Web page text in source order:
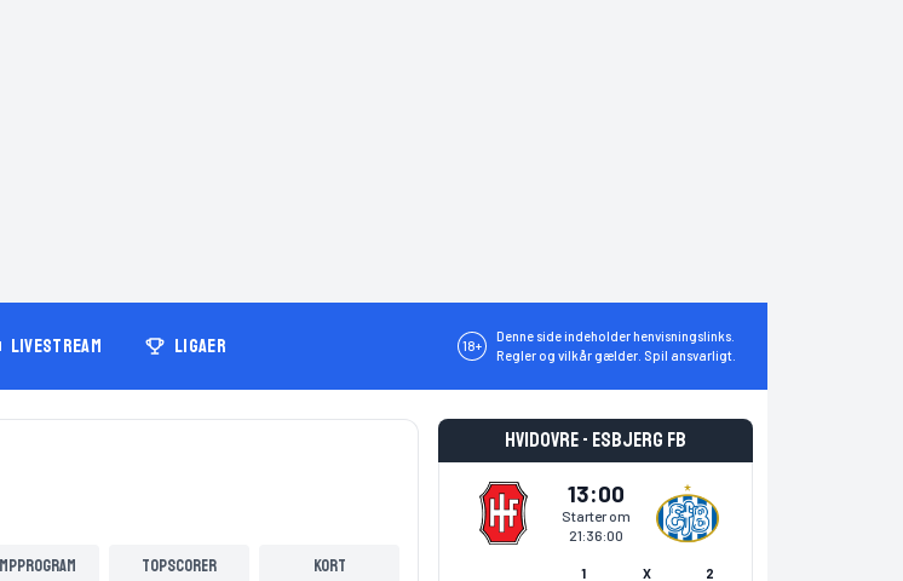
18+
Denne side indeholder henvisningslinks.
Regler og vilkår gælder. Spil ansvarligt.
LIVESTREAM LIGAER
Topscorer Kort
Hvidovre - Esbjerg fB
13:00
Starter om
21:35:59
1 X 2